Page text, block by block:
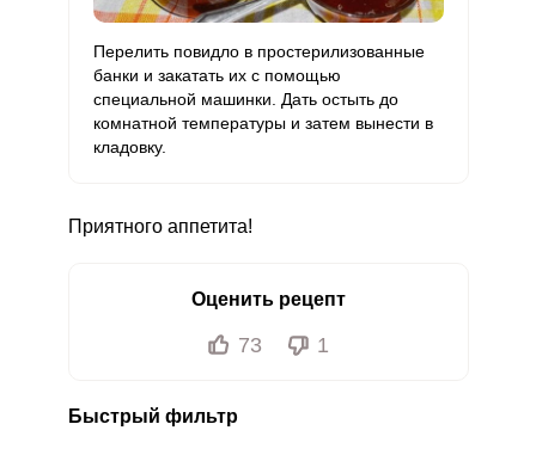
Перелить повидло в простерилизованные
банки и закатать их с помощью
специальной машинки. Дать остыть до
комнатной температуры и затем вынести в
кладовку.
Приятного аппетита!
Оценить рецепт
73 1
Быстрый фильтр